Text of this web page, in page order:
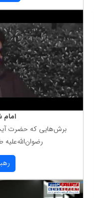
امام
برش‌هایی كه حضرت